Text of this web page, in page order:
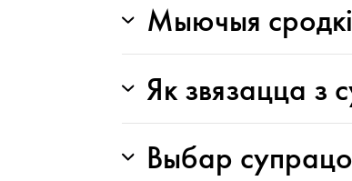
Мыючыя сродкі
Як звязацца з
Выбар